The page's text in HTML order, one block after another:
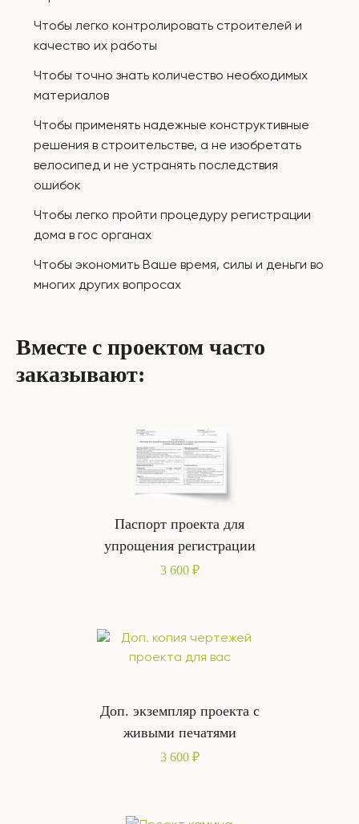
Чтобы легко контролировать строителей и
качество их работы
Чтобы точно знать количество необходимых
материалов
Чтобы применять надежные конструктивные
решения в строительстве, а не изобретать
велосипед и не устранять последствия
ошибок
Чтобы легко пройти процедуру регистрации
дома в гос органах
Чтобы экономить Ваше время, силы и деньги во
многих других вопросах
Вместе с проектом часто
заказывают:
Паспорт проекта для
упрощения регистрации
3 600 ₽
Доп. экземпляр проекта с
живыми печатями
3 600 ₽